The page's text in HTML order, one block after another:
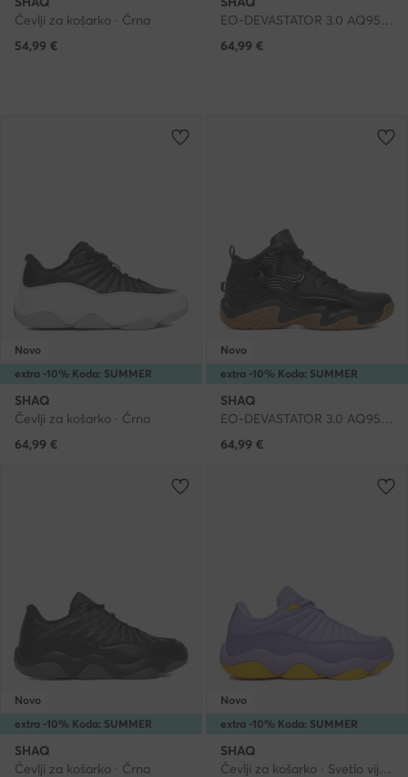
Čevlji za košarko · Črna
54,99 €
EO-DEVASTATOR 3.0 AQ95078B-V · Čevlji za košarko
64,99 €
extra -10% Koda: SUMMER
Novo
SHAQ
Čevlji za košarko · Črna
64,99 €
extra -10% Koda: SUMMER
Novo
SHAQ
EO-DEVASTATOR 3.0 AQ95078B-B · Čevlji za košarko
64,99 €
extra -10% Koda: SUMMER
Novo
SHAQ
Čevlji za košarko · Črna
extra -10% Koda: SUMMER
Novo
SHAQ
Čevlji za košarko · Svetlo vijolična